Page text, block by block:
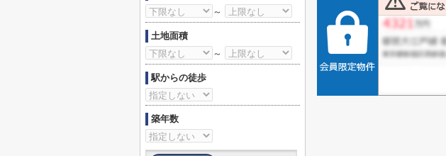
～
土地面積
～
駅からの徒歩
築年数